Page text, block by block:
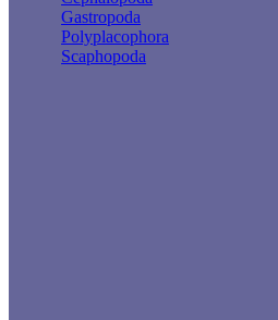
Gastropoda
Polyplacophora
Scaphopoda